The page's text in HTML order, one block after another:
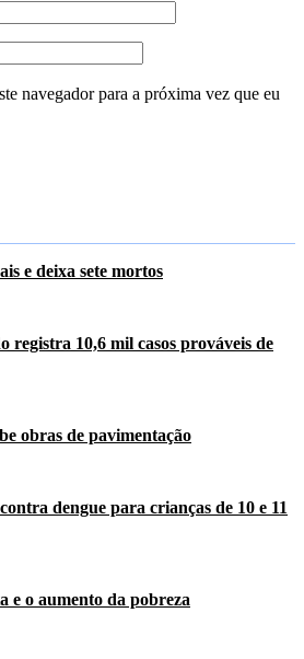
navegador para a próxima vez que eu
e deixa sete mortos
10,6 mil casos prováveis de
obras de pavimentação
dengue para crianças de 10 e 11
e o aumento da pobreza